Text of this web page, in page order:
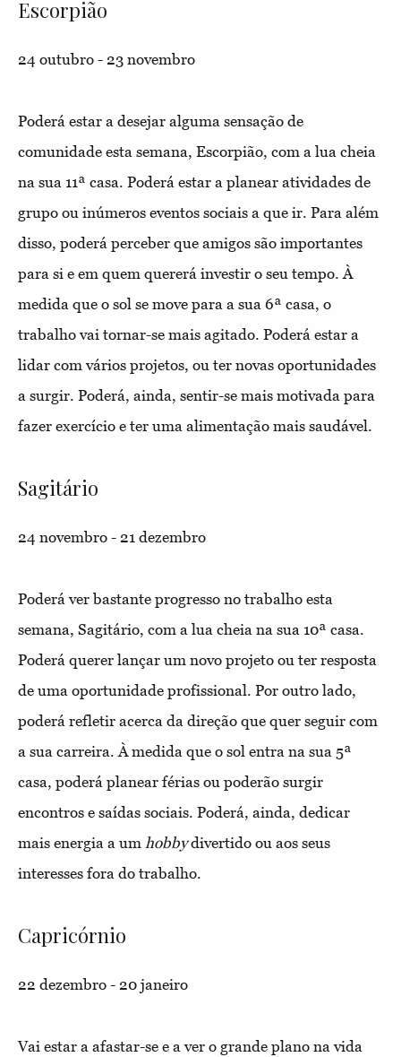
Escorpião
24 outubro - 23 novembro
Poderá estar a desejar alguma sensação de
comunidade esta semana, Escorpião, com a lua cheia
na sua 11ª casa. Poderá estar a planear atividades de
grupo ou inúmeros eventos sociais a que ir. Para além
disso, poderá perceber que amigos são importantes
para si e em quem quererá investir o seu tempo. À
medida que o sol se move para a sua 6ª casa, o
trabalho vai tornar-se mais agitado. Poderá estar a
lidar com vários projetos, ou ter novas oportunidades
a surgir. Poderá, ainda, sentir-se mais motivada para
fazer exercício e ter uma alimentação mais saudável.
Sagitário
24 novembro - 21 dezembro
Poderá ver bastante progresso no trabalho esta
semana, Sagitário, com a lua cheia na sua 10ª casa.
Poderá querer lançar um novo projeto ou ter resposta
de uma oportunidade profissional. Por outro lado,
poderá refletir acerca da direção que quer seguir com
a sua carreira. À medida que o sol entra na sua 5ª
casa, poderá planear férias ou poderão surgir
encontros e saídas sociais. Poderá, ainda, dedicar
mais energia a um hobbydivertido ou aos seus
interesses fora do trabalho.
Capricórnio
22 dezembro - 20 janeiro
Vai estar a afastar-se e a ver o grande plano na vida